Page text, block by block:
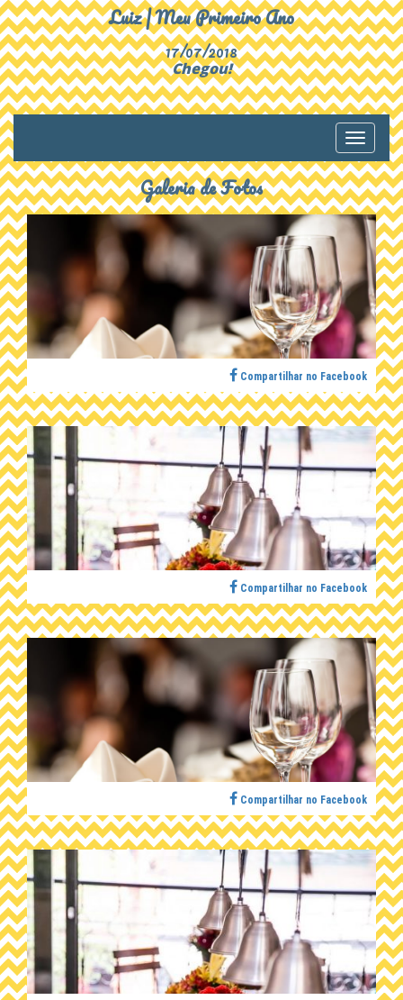
Luiz | Meu Primeiro Ano
17/07/2018
Chegou!
Toggle
Galeria de Fotos
Compartilhar no Facebook
Compartilhar no Facebook
Compartilhar no Facebook